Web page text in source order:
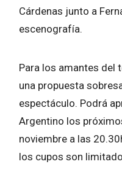
Cárdenas junto a
escenografía.
Para los amantes del
una propuesta
espectáculo. Podrá
Argentino los
noviembre a las
los cupos son